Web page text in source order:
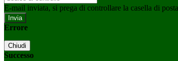
E-mail inviata, si prega di controllare la casella di
Errore
Chiudi
Successo